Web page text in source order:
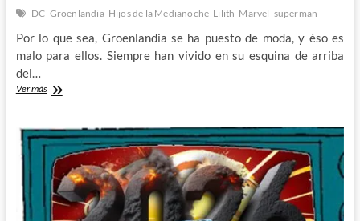
DC Groenlandia Hijos de la Medianoche Lilith Marvel superman
Por lo que sea, Groenlandia se ha puesto de moda, y éso es
malo para ellos. Siempre han vivido en su esquina de arriba
del…
Ver másHablemos
y
los
horrores
bajo
su
superficie